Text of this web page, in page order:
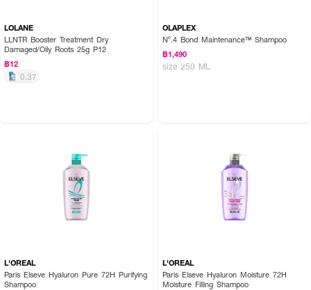
LOLANE
LLNTR Booster Treatment Dry
Damaged/Oily Roots 25g P12
฿12
0.37
OLAPLEX
Nº.4 Bond Maintenance™ Shampoo
฿1,490
size 250 ML
L'OREAL
Paris Elseve Hyaluron Pure 72H Purifying
Shampoo
L'OREAL
Paris Elseve Hyaluron Moisture 72H
Moisture Filling Shampoo